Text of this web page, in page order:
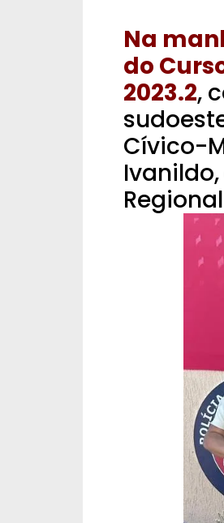
Na
do
2023.2,
Cívico-